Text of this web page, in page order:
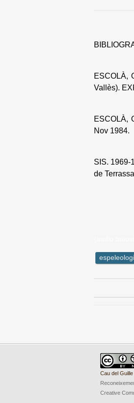
ESCOLÀ,
Vallès).
ESCOLÀ,
Nov 1984.
SIS. 1969-
de
Cau del
Creative